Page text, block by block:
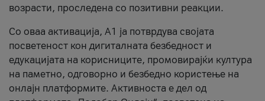
возрасти, проследена со позитивни реакции.
Со оваа активација, А1 ја потврдува својата
посветеност кон дигиталната безбедност и
едукацијата на корисниците, промовирајќи култура
на паметно, одговорно и безбедно користење на
онлајн платформите. Активноста е дел од